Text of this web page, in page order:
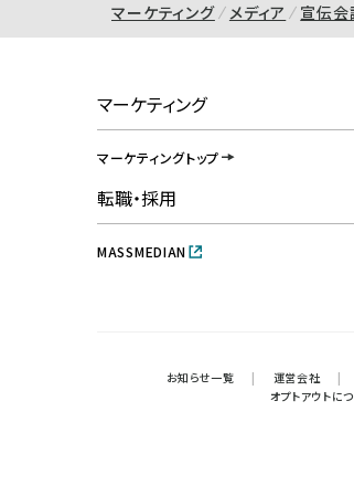
マーケティング メディア 宣伝会
マーケティング
マーケティングトップ
転職・採用
MASSMEDIAN
お知らせ一覧 | 運営会社 |
オプトアウトに